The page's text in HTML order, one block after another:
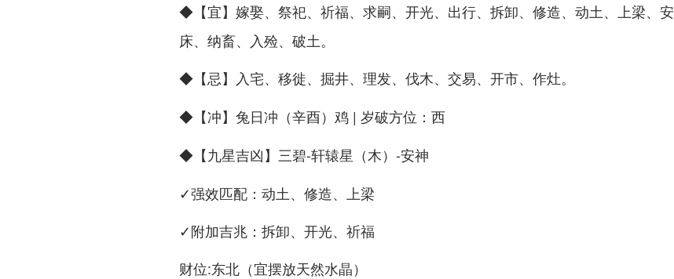
◆ 【宜】 嫁娶、祭祀、祈福、求嗣、开光、出行、拆卸、修造、动土、上梁、安
床、纳畜、入殓、破土。
◆ 【忌】 入宅、移徙、掘井、理发、伐木、交易、开市、作灶。
◆ 【冲】 兔日冲（辛酉）鸡 | 岁破方位：西
◆ 【九星吉凶】 三碧-轩辕星（木）-安神
✓强效匹配：动土、修造、上梁
✓附加吉兆：拆卸、开光、祈福
财位:东北（宜摆放天然水晶）